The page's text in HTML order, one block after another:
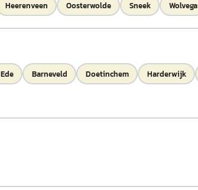
Heerenveen Oosterwolde Sneek Wolvega
Ede Barneveld Doetinchem Harderwijk